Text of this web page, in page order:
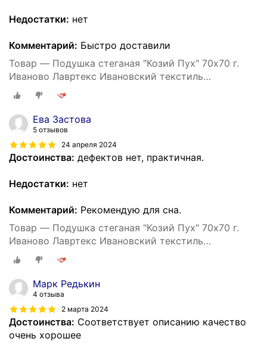
Недостатки: нет
Комментарий: Быстро доставили
Товар — Подушка стеганая "Козий Пух" 70х70 г.
Иваново Лавртекс Ивановский текстиль
(микрофайбер) ультра-степ
Ева Застова
5 отзывов
24 апреля 2024
Достоинства: дефектов нет, практичная.
Недостатки: нет
Комментарий: Рекомендую для сна.
Товар — Подушка стеганая "Козий Пух" 70х70 г.
Иваново Лавртекс Ивановский текстиль
(микрофайбер) ультра-степ
Марк Редькин
4 отзыва
2 марта 2024
Достоинства: Соответствует описанию качество
очень хорошее